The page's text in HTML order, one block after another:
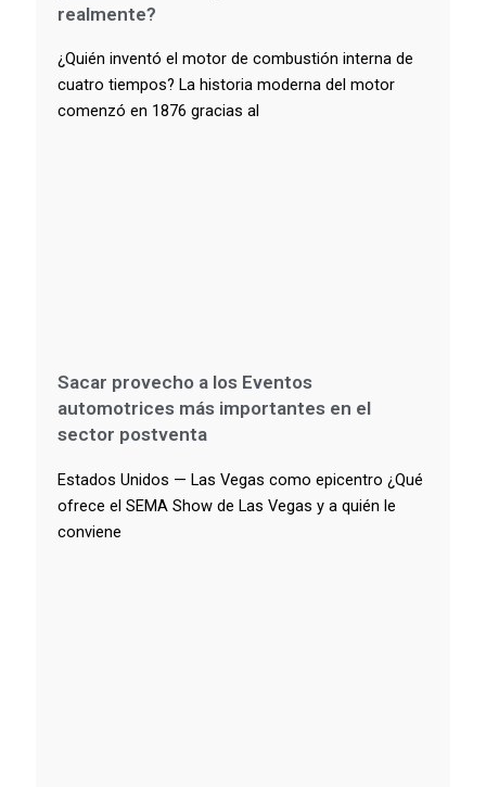
realmente?
¿Quién inventó el motor de combustión interna de
cuatro tiempos? La historia moderna del motor
comenzó en 1876 gracias al
Sacar provecho a los Eventos
automotrices más importantes en el
sector postventa
Estados Unidos — Las Vegas como epicentro ¿Qué
ofrece el SEMA Show de Las Vegas y a quién le
conviene